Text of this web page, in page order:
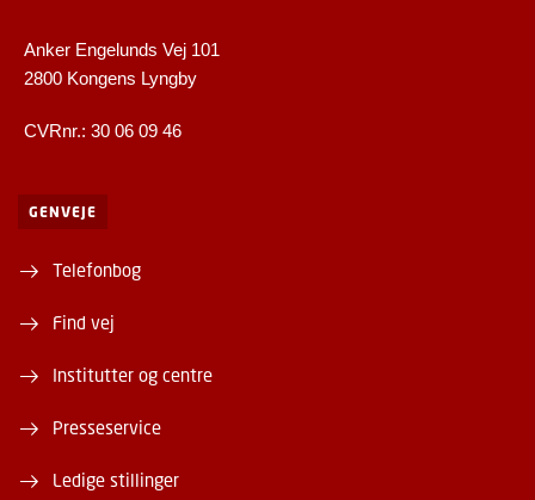
Anker Engelunds Vej 101
2800 Kongens Lyngby
CVRnr.: 30 06 09 46
GENVEJE
Telefonbog
Find vej
Institutter og centre
Presseservice
Ledige stillinger